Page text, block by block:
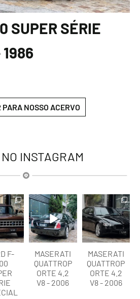
SUPER SÉRIE
PARA NOSSO ACERVO
NO INSTAGRAM
7
F-
lart.br
Ago 6
MASERATI
QUATTROP
ORTE 4.2
V8 - 2006
lart.br
Ago 6
MASERATI
QUATTROP
ORTE 4.2
V8 - 2006